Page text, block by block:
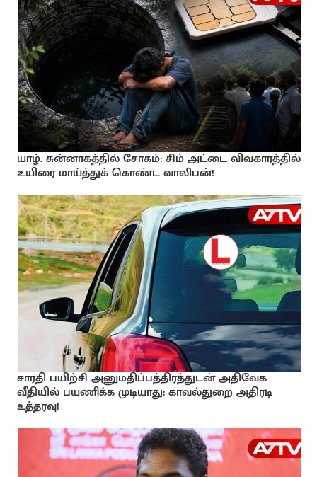
யாழ். சுன்னாகத்தில் சோகம்: சிம் அட்டை விவகாரத்தில்
உயிரை மாய்த்துக் கொண்ட வாலிபன்!
சாரதி பயிற்சி அனுமதிப்பத்திரத்துடன் அதிவேக
வீதியில் பயணிக்க முடியாது: காவல்துறை அதிரடி
உத்தரவு!